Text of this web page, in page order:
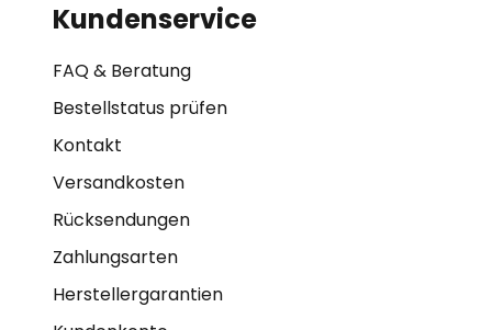
Kundenservice
FAQ & Beratung
Bestellstatus prüfen
Kontakt
Versandkosten
Rücksendungen
Zahlungsarten
Herstellergarantien